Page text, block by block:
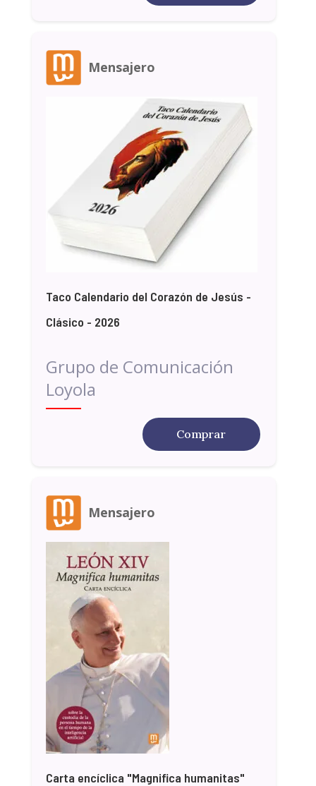
Mensajero
Taco Calendario del Corazón de Jesús -
Clásico - 2026
Grupo de Comunicación
Loyola
Comprar
Mensajero
Carta encíclica "Magnifica humanitas"